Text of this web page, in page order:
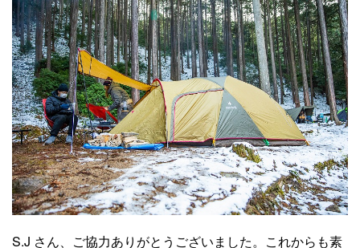
S.J さん、ご協力ありがとうございました。これからも素